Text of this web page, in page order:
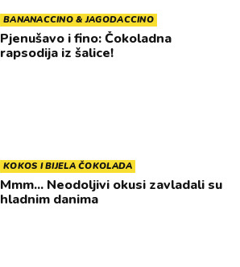
BANANACCINO & JAGODACCINO
Pjenušavo i fino: Čokoladna
rapsodija iz šalice!
KOKOS I BIJELA ČOKOLADA
Mmm... Neodoljivi okusi zavladali su
hladnim danima